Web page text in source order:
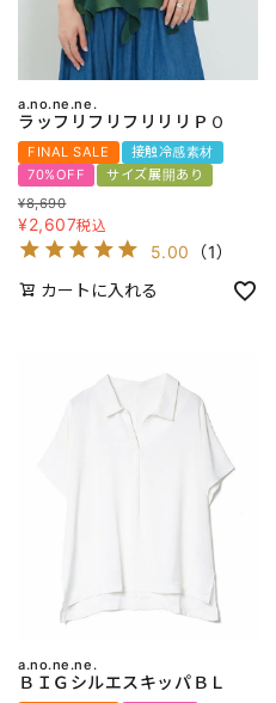
a.no.ne.ne.
ラッフリフリフリリリＰＯ
FINAL SALE
接触冷感素材
70%OFF
サイズ展開あり
¥8,690
¥2,607税込
5.00 （1）
カートに入れる
a.no.ne.ne.
ＢＩＧシルエスキッパＢＬ